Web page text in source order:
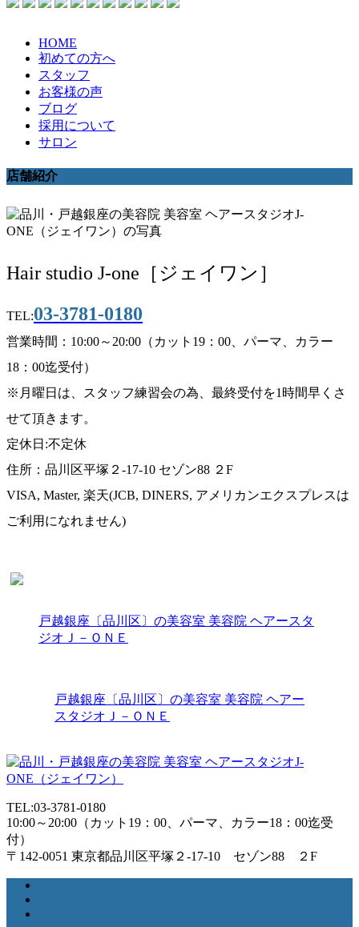
HOME
初めての方へ
スタッフ
お客様の声
ブログ
採用について
サロン
店舗紹介
Hair studio J-one［ジェイワン］
TEL:03-3781-0180
営業時間：10:00～20:00（カット19：00、パーマ、カラー
18：00迄受付）
※月曜日は、スタッフ練習会の為、最終受付を1時間早くさ
せて頂きます。
定休日:不定休
住所：品川区平塚２-17-10 セゾン88 ２F
VISA, Master, 楽天(JCB, DINERS, アメリカンエクスプレスは
ご利用になれません)
戸越銀座〔品川区〕の美容室 美容院 ヘアースタ
ジオＪ－ＯＮＥ
戸越銀座〔品川区〕の美容室 美容院 ヘアー
スタジオＪ－ＯＮＥ
TEL:03-3781-0180
10:00～20:00（カット19：00、パーマ、カラー18：00迄受
付）
〒142-0051 東京都品川区平塚２-17-10 セゾン88 ２F